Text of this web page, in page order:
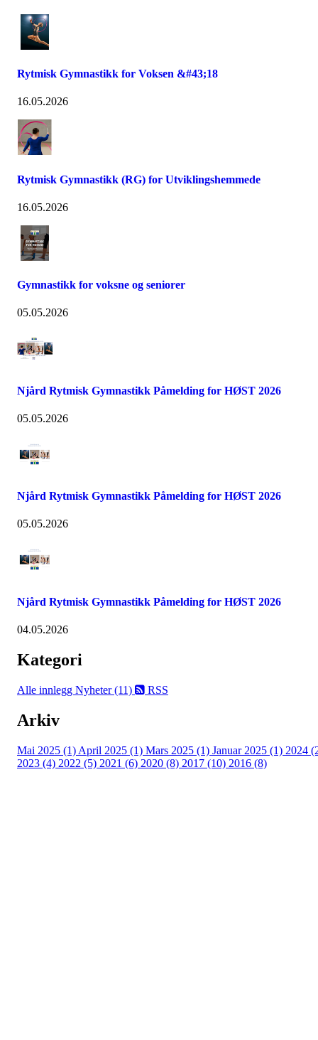
Rytmisk Gymnastikk for Voksen &#43;18
16.05.2026
Rytmisk Gymnastikk (RG) for Utviklingshemmede
16.05.2026
Gymnastikk for voksne og seniorer
05.05.2026
Njård Rytmisk Gymnastikk Påmelding for HØST 2026
05.05.2026
Njård Rytmisk Gymnastikk Påmelding for HØST 2026
05.05.2026
Njård Rytmisk Gymnastikk Påmelding for HØST 2026
04.05.2026
Kategori
Alle innlegg Nyheter (11) RSS
Arkiv
Mai 2025 (1) April 2025 (1) Mars 2025 (1) Januar 2025 (1) 2024
2023 (4) 2022 (5) 2021 (6) 2020 (8) 2017 (10) 2016 (8)